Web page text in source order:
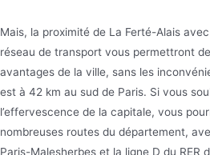
Mais, la proximité de La Ferté-Alais
réseau de transport vous permettront
avantages de la ville, sans les
est à 42 km au sud de Paris. Si vous
l’effervescence de la capitale, vous
nombreuses routes du département,
Paris-Malesherbes et la ligne D du RER